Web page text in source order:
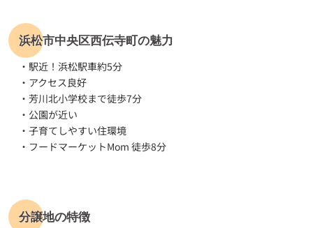
浜松市中央区西伝寺町の魅力
・駅近！浜松駅車約5分
・アクセス良好
・芳川北小学校まで徒歩7分
・公園が近い
・子育てしやすい住環境
・フードマーケットMom 徒歩8分
分譲地の特徴